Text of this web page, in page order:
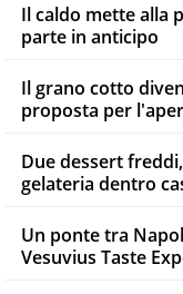
Il caldo mette alla
parte in anticipo
Il grano cotto
proposta per
Due dessert
gelateria dentro
Un ponte tra
Vesuvius Taste